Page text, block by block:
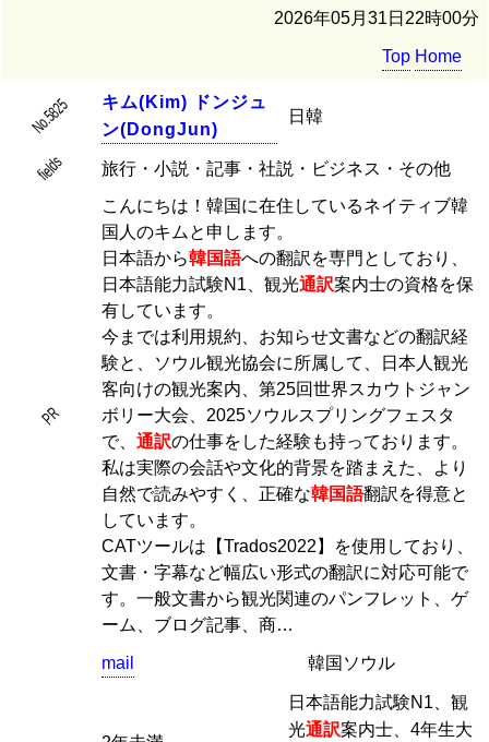
2026年05月31日22時00分
Top Home
No.5825 キム( Kim) ド ンジュ
ン( DongJun)
日韓
fields 旅行・小説・記事・社説・ビジネス・その他
PR
こんにちは！韓国に在住しているネイティブ韓
国人のキムと申します。
日本語から韓国語への翻訳を専門としており、
日本語能力試験N1、観光通訳案内士の資格を保
有しています。
今までは利用規約、お知らせ文書などの翻訳経
験と、ソウル観光協会に所属して、日本人観光
客向けの観光案内、第25回世界スカウトジャン
ボリー大会、2025ソウルスプリングフェスタ
で、 通訳の仕事をした経験も持っております。
私は実際の会話や文化的背景を踏まえた、より
自然で読みやすく、正確な韓国語翻訳を得意と
しています。
CATツールは【Trados2022】を使用しており、
文書・字幕など幅広い形式の翻訳に対応可能で
す。一般文書から観光関連のパンフレット、ゲ
ーム、ブログ記事、商…
mail 韓国ソウル
日本語能力試験N1、観
光通訳案内士、4年生大